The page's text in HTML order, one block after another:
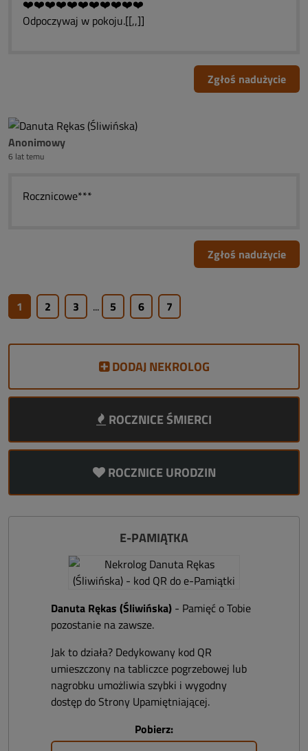
❤️❤️❤️❤️❤️❤️❤️❤️❤️❤️❤️
Odpoczywaj w pokoju.[[,,]]
Zgłoś nadużycie
Anonimowy
6 lat temu
Rocznicowe***
Zgłoś nadużycie
1 2 3 ... 5 6 7
DODAJ NEKROLOG
ROCZNICE ŚMIERCI
ROCZNICE URODZIN
E-PAMIĄTKA
Danuta Rękas (Śliwińska) - Pamięć o Tobie
pozostanie na zawsze.
Jak to działa? Dedykowany kod QR
umieszczony na tabliczce pogrzebowej lub
nagrobku umożliwia szybki i wygodny
dostęp do Strony Upamiętniającej.
Pobierz: